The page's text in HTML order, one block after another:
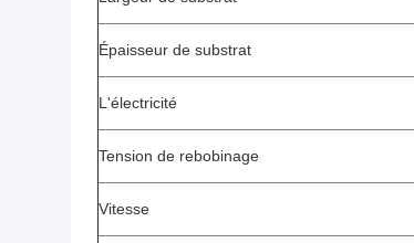
Épaisseur de substrat
L'électricité
Tension de rebobinage
Vitesse